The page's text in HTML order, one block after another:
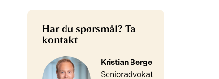
Har du spørsmål? Ta
kontakt
Kristian Berge
Senioradvokat